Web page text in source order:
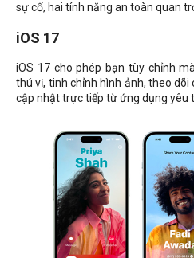
sự cố, hai tính năng an toàn quan
iOS 17
iOS 17 cho phép bạn tùy chỉnh
thú vị, tinh chỉnh hình ảnh, theo
cập nhật trực tiếp từ ứng dụng yêu